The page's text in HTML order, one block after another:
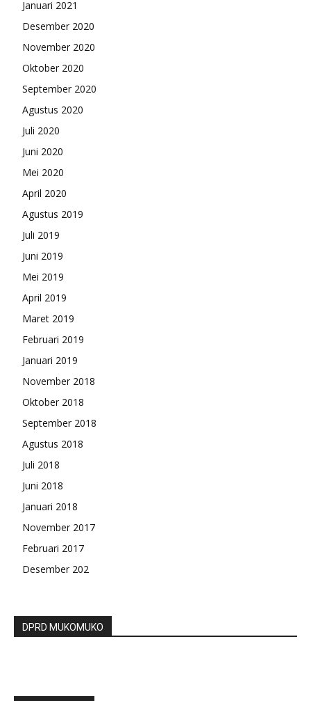
Januari 2021
Desember 2020
November 2020
Oktober 2020
September 2020
Agustus 2020
Juli 2020
Juni 2020
Mei 2020
April 2020
Agustus 2019
Juli 2019
Juni 2019
Mei 2019
April 2019
Maret 2019
Februari 2019
Januari 2019
November 2018
Oktober 2018
September 2018
Agustus 2018
Juli 2018
Juni 2018
Januari 2018
November 2017
Februari 2017
Desember 202
DPRD MUKOMUKO